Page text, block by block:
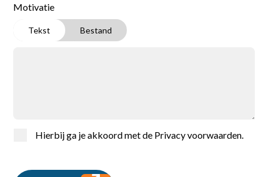
Motivatie
Tekst Bestand
Hierbij ga je akkoord met de Privacy voorwaarden.